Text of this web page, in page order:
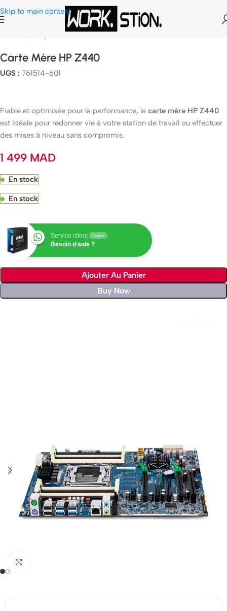
Skip to main content
Composants Gamer Carte Mère
Carte Mère HP Z440
UGS : 761514-601
Fiable et optimisée pour la performance, la carte mère HP Z440
est idéale pour redonner vie à votre station de travail ou effectuer
des mises à niveau sans compromis.
1 499 MAD
En stock
En stock
Service client Online
Besoin d'aide ?
Ajouter Au Panier
Buy Now